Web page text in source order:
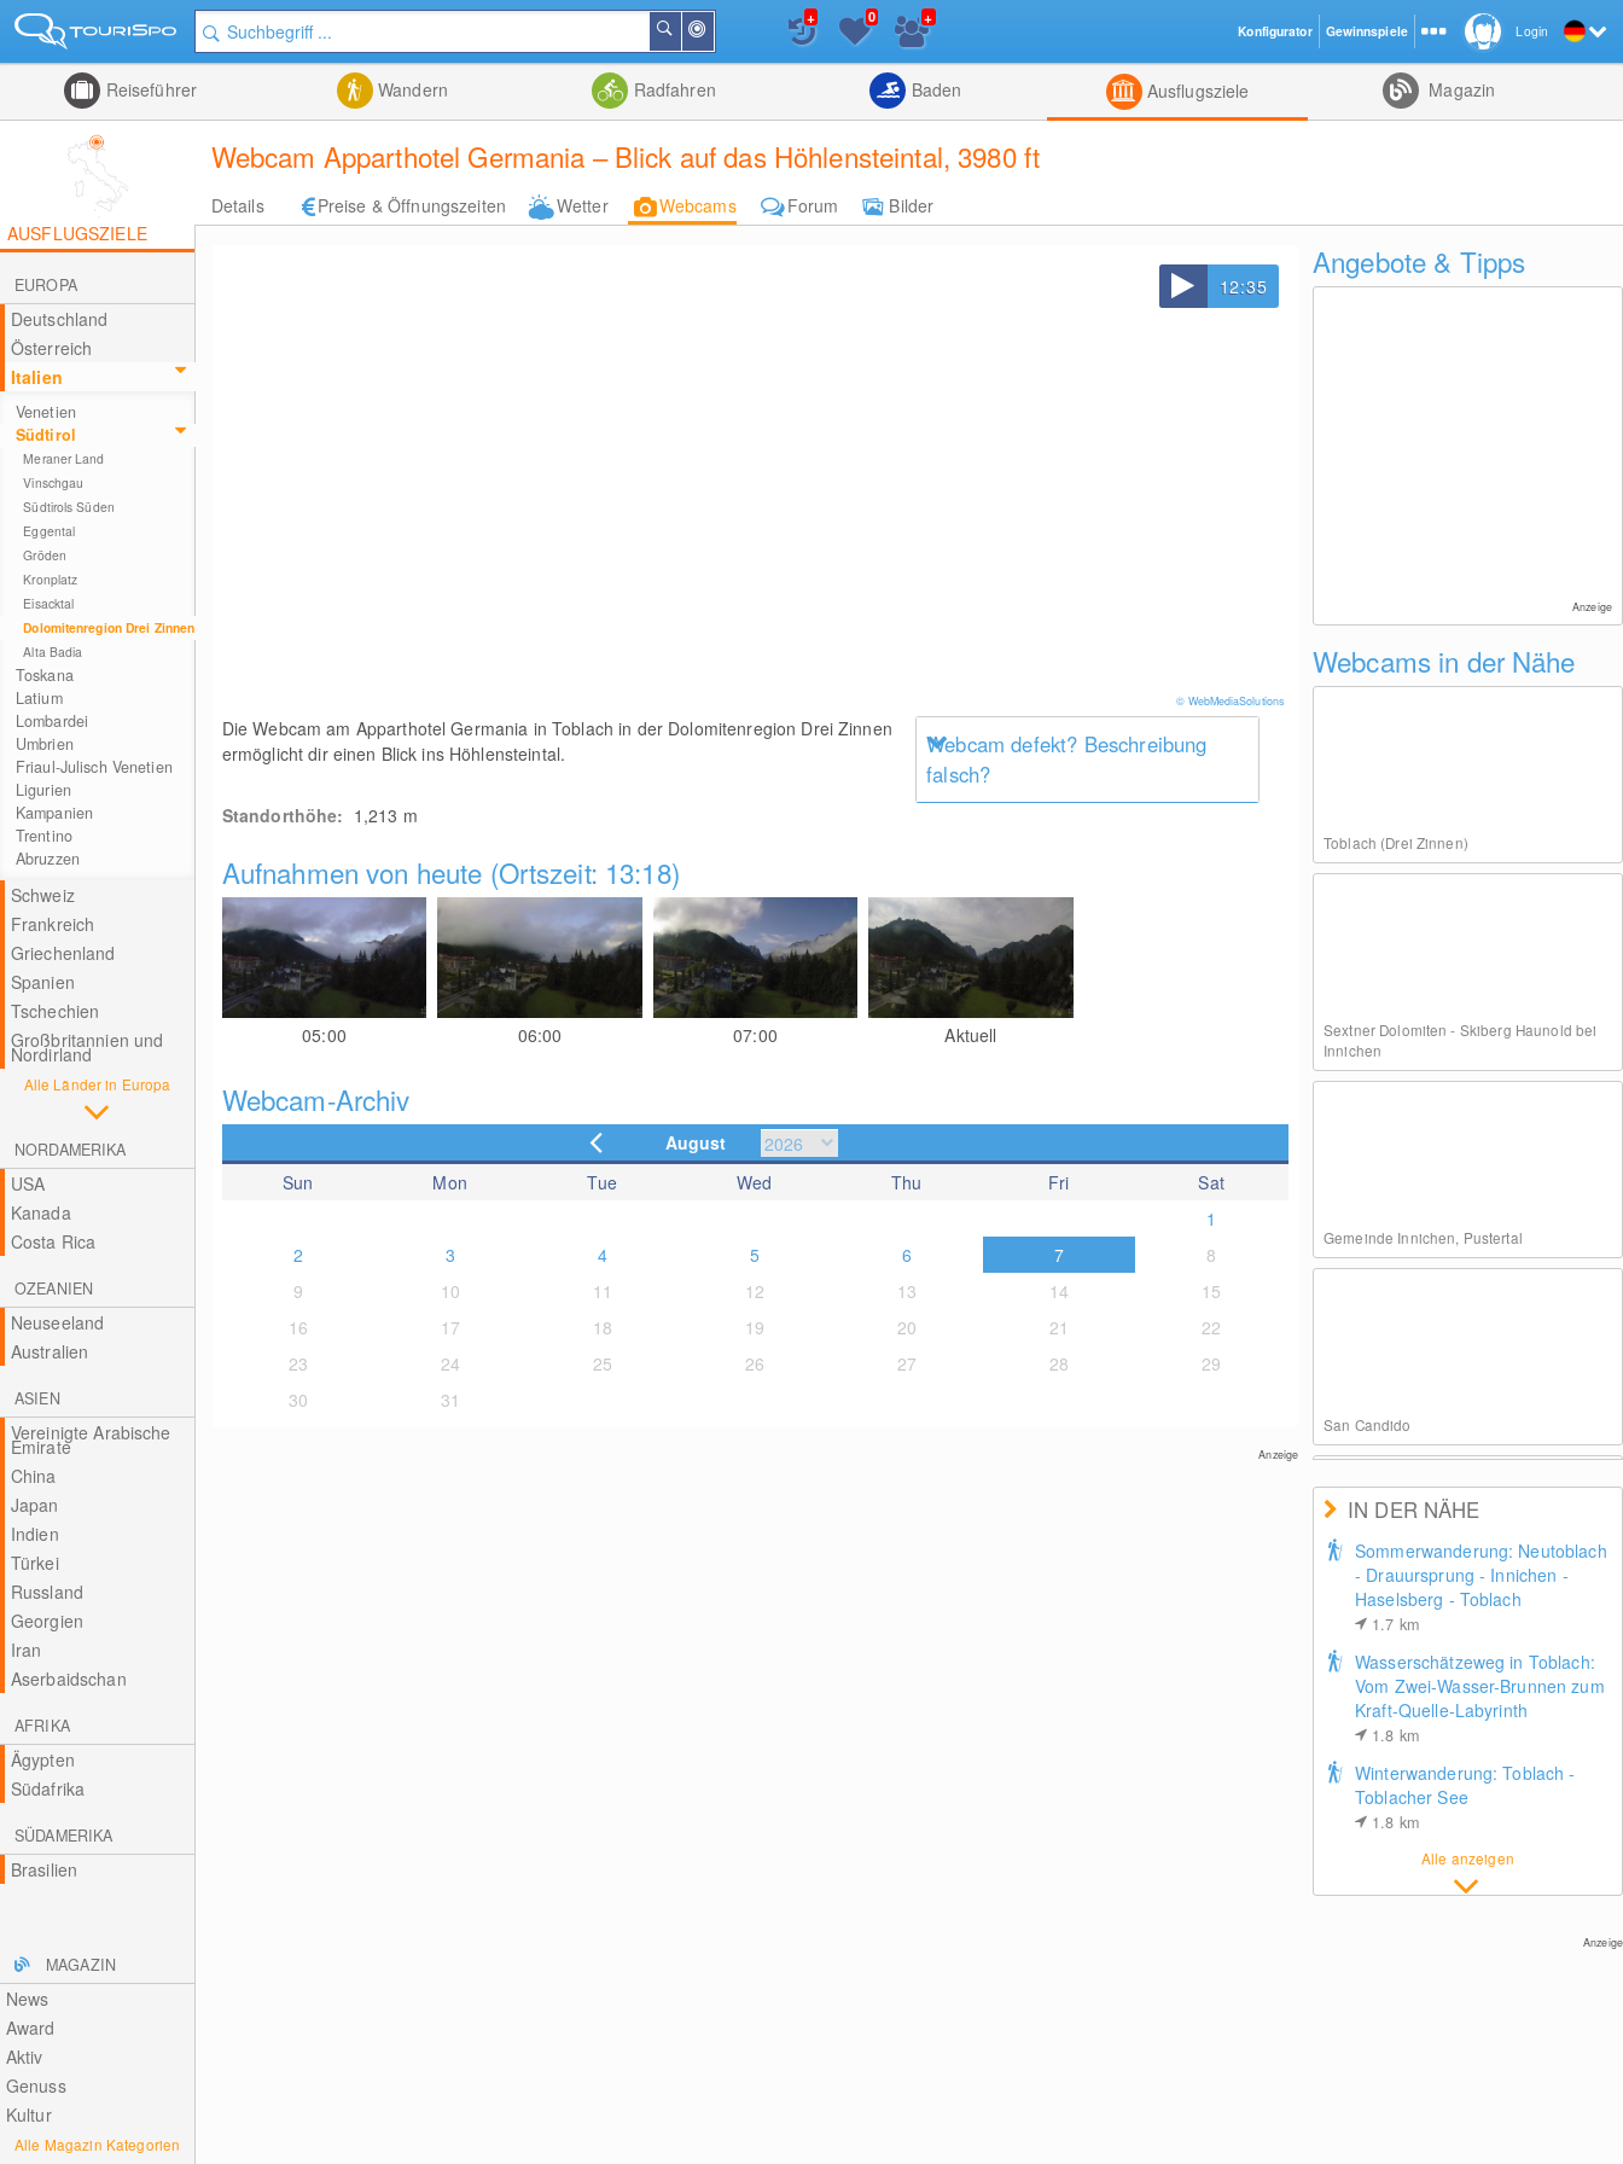
der
Suchen
Listenansicht
+ 0 +
Reiseführer Wandern Radfahren Baden Ausflugsziele Magazin
Webcam Apparthotel Germania – Blick auf das Höhlensteintal, 3980 ft
Details Preise & Öffnungszeiten Wetter Webcams Forum
Bilder
AUSFLUGSZIELE
EUROPA
Deutschland
Österreich
Italien
Venetien
Südtirol
Meraner Land
Vinschgau
Südtirols Süden
Eggental
Gröden
Kronplatz
Eisacktal
Dolomitenregion Drei Zinnen
Alta Badia
Toskana
Latium
Lombardei
Umbrien
Friaul-Julisch Venetien
Ligurien
Kampanien
Trentino
Abruzzen
Schweiz
Frankreich
Griechenland
Spanien
Tschechien
Großbritannien und
Nordirland
Alle Länder in Europa
NORDAMERIKA
USA
Kanada
Costa Rica
OZEANIEN
Neuseeland
Australien
ASIEN
Vereinigte Arabische
Emirate
China
Japan
Indien
Türkei
Russland
Georgien
Iran
Aserbaidschan
AFRIKA
Ägypten
Südafrika
SÜDAMERIKA
Brasilien
MAGAZIN
News
Award
Aktiv
Genuss
Kultur
Alle Magazin Kategorien
12:35
© WebMediaSolutions
Die Webcam am Apparthotel Germania in Toblach in der Dolomitenregion Drei Zinnen
ermöglicht dir einen Blick ins Höhlensteintal.
Webcam defekt? Beschreibung
falsch?
Standorthöhe: 1,213 m
Aufnahmen von heute (Ortszeit: 13:18)
05:00 06:00 07:00 Aktuell
Webcam-Archiv
August
Sun
Mon Tue Wed Thu Fri
Sat
1
2
3 4 5 6 7
8
9
10 11 12 13 14
15
16
17 18 19 20 21
22
23
24 25 26 27 28
29
30
31
Anzeige
Angebote & Tipps
Anzeige
Webcams in der Nähe
Toblach (Drei Zinnen)
Sextner Dolomiten - Skiberg Haunold bei
Innichen
Gemeinde Innichen, Pustertal
San Candido
Innichen - Ortszentrum
Prags am Kronplatz
IN DER NÄHE
Sommerwanderung: Neutoblach
- Drauursprung - Innichen -
Haselsberg - Toblach
1.7 km
Wasserschätzeweg in Toblach:
Vom Zwei-Wasser-Brunnen zum
Kraft-Quelle-Labyrinth
1.8 km
Winterwanderung: Toblach -
Toblacher See
1.8 km
Alle anzeigen
Anzeige
Login
Konfigurator Gewinnspiele